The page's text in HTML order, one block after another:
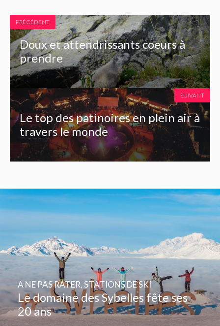
PRÉCÉDENT
Doux et attendrissants coeurs à
prendre
Le top des patinoires en plein air à
travers le monde
SUIVANT
Le domaine des Sybelles fête ses
20 ans
A NE PAS RATER,STATIONS DE SKI